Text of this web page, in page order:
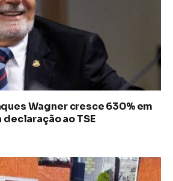
Wagner cresce 630% em
ao TSE